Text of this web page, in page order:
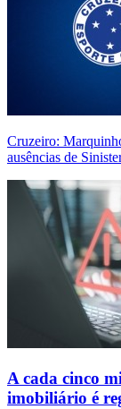
Cruzeiro:
ausências de
A cada cinco
imobiliário é